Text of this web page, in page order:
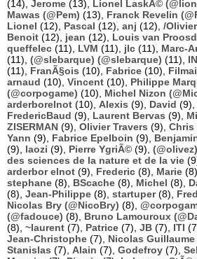
(14), Jerome (13), Lionel LaskÃ©
Mawas (@Pem) (13), Franck Revelin
Lionel (12), Pascal (12), anj (12), /Olivier
Benoit (12), jean (12), Louis van
queffelec (11), LVM (11), jlc (11), Marc-
(11), (@slebarque) (@slebarque) (11),
(11), FranÃ§ois (10), Fabrice (10),
arnaud (10), Vincent (10), Philippe
(@corpogame) (10), Michel Nizon
arderborelnot (10), Alexis (9), David (9),
FredericBaud (9), Laurent Bervas (9),
ZISERMAN (9), Olivier Travers (9), Chris
Yann (9), Fabrice Epelboin (9),
(9), laozi (9), Pierre YgriÃ© (9),
des sciences de la nature et de la vie
arderbor elnot (9), Frederic (8), Marie (8),
stephane (8), BScache (8), Michel (8),
(8), Jean-Philippe (8), startuper(8),
Nicolas Bry (@NicoBry) (8),
(@fadouce) (8), Bruno Lamouroux
(8), ~laurent (7), Patrice (7), JB (7), ITI
Jean-Christophe (7), Nicolas Guillaume
Stanislas (7), Alain (7), Godefroy (7),